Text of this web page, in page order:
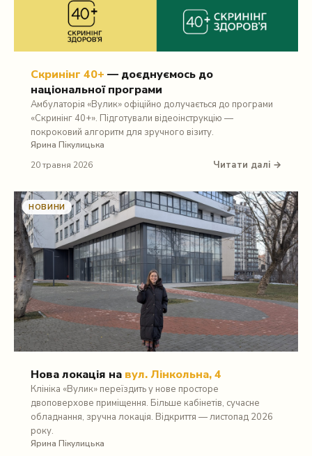
Скринінг 40+ — доєднуємось до
національної програми
Амбулаторія «Вулик» офіційно долучається до програми
«Скринінг 40+». Підготували відеоінструкцію —
покроковий алгоритм для зручного візиту.
Ярина Пікулицька
20 травня 2026
Читати далі →
НОВИНИ
Нова локація на вул. Лінкольна, 4
Клініка «Вулик» переїздить у нове просторе
двоповерхове приміщення. Більше кабінетів, сучасне
обладнання, зручна локація. Відкриття — листопад 2026
року.
Ярина Пікулицька